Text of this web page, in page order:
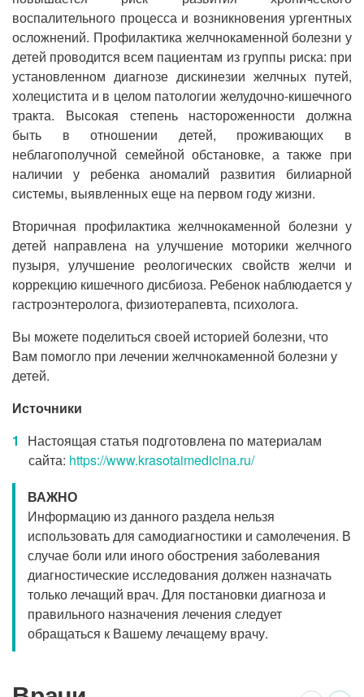
воспалительного процесса и возникновения ургентных
осложнений. Профилактика желчнокаменной болезни у
детей проводится всем пациентам из группы риска: при
установленном диагнозе дискинезии желчных путей,
холецистита и в целом патологии желудочно-кишечного
тракта. Высокая степень настороженности должна
быть в отношении детей, проживающих в
неблагополучной семейной обстановке, а также при
наличии у ребенка аномалий развития билиарной
системы, выявленных еще на первом году жизни.
Вторичная профилактика желчнокаменной болезни у
детей направлена на улучшение моторики желчного
пузыря, улучшение реологических свойств желчи и
коррекцию кишечного дисбиоза. Ребенок наблюдается у
гастроэнтеролога, физиотерапевта, психолога.
Вы можете поделиться своей историей болезни, что
Вам помогло при лечении желчнокаменной болезни у
детей.
Источники
Настоящая статья подготовлена по материалам
сайта: https://www.krasotaimedicina.ru/
ВАЖНО
Информацию из данного раздела нельзя
использовать для самодиагностики и самолечения. В
случае боли или иного обострения заболевания
диагностические исследования должен назначать
только лечащий врач. Для постановки диагноза и
правильного назначения лечения следует
обращаться к Вашему лечащему врачу.